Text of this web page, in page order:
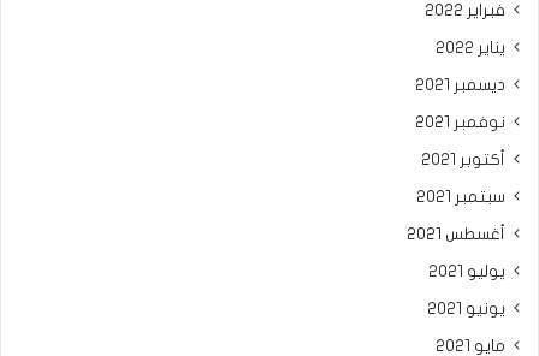
فبراير 2022
يناير 2022
ديسمبر 2021
نوفمبر 2021
أكتوبر 2021
سبتمبر 2021
أغسطس 2021
يوليو 2021
يونيو 2021
مايو 2021